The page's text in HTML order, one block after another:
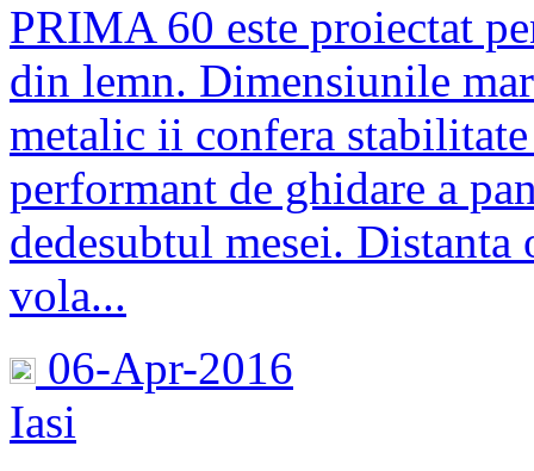
PRIMA 60 este proiectat
din lemn. Dimensiunile
metalic ii confera
performant de ghidare a
dedesubtul mesei.
vola...
06-Apr-2016
Iasi